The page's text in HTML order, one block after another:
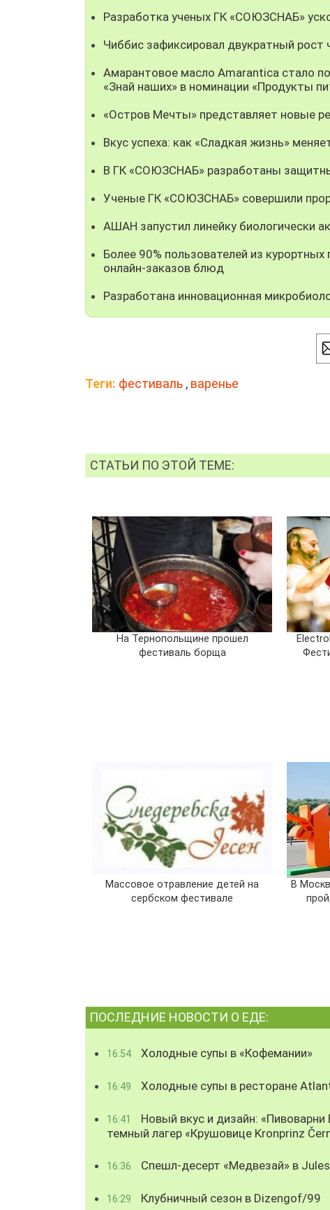
Разработка ученых ГК «СОЮЗСНАБ»
Чиббис зафиксировал двукратный рост
Амарантовое масло Amarantica стало
«Знай наших» в номинации «Продукты
«Остров Мечты» представляет новые
Вкус успеха: как «Сладкая жизнь»
В ГК «СОЮЗСНАБ» разработаны
Ученые ГК «СОЮЗСНАБ» совершили
АШАН запустил линейку биологически
Более 90% пользователей из
онлайн-заказов блюд
Разработана инновационная
Теги: фестиваль , варенье
СТАТЬИ ПО ЭТОЙ ТЕМЕ:
На Тернопольщине прошел
фестиваль борща
Массовое отравление детей на
сербском фестивале
В
ПОСЛЕДНИЕ НОВОСТИ О ЕДЕ:
16:54 Холодные супы в «Кофемании»
16:49 Холодные супы в ресторане
16:41
Новый вкус и дизайн:
темный лагер «Крушовице Kronprinz
16:36 Спешл-десерт «Медвезай» в
16:29 Клубничный сезон в Dizengof/99